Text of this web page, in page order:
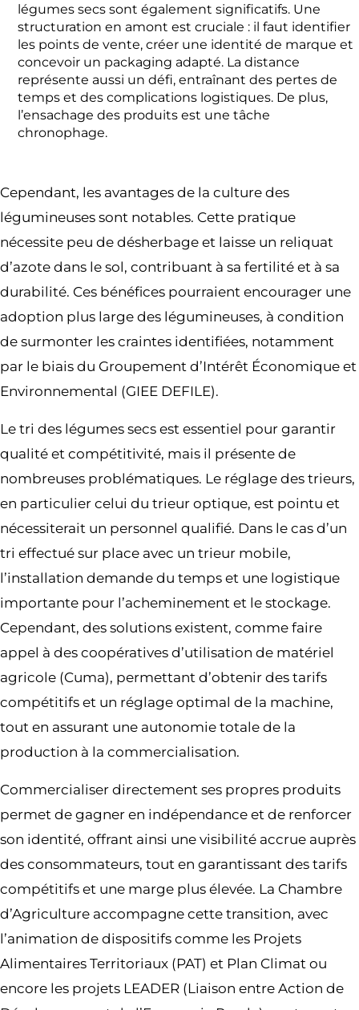
légumes secs sont également significatifs. Une
structuration en amont est cruciale : il faut identifier
les points de vente, créer une identité de marque et
concevoir un packaging adapté. La distance
représente aussi un défi, entraînant des pertes de
temps et des complications logistiques. De plus,
l’ensachage des produits est une tâche
chronophage.
Cependant, les avantages de la culture des
légumineuses sont notables. Cette pratique
nécessite peu de désherbage et laisse un reliquat
d’azote dans le sol, contribuant à sa fertilité et à sa
durabilité. Ces bénéfices pourraient encourager une
adoption plus large des légumineuses, à condition
de surmonter les craintes identifiées, notamment
par le biais du Groupement d’Intérêt Économique et
Environnemental (GIEE DEFILE).
Le tri des légumes secs est essentiel pour garantir
qualité et compétitivité, mais il présente de
nombreuses problématiques. Le réglage des trieurs,
en particulier celui du trieur optique, est pointu et
nécessiterait un personnel qualifié. Dans le cas d’un
tri effectué sur place avec un trieur mobile,
l’installation demande du temps et une logistique
importante pour l’acheminement et le stockage.
Cependant, des solutions existent, comme faire
appel à des coopératives d’utilisation de matériel
agricole (Cuma), permettant d’obtenir des tarifs
compétitifs et un réglage optimal de la machine,
tout en assurant une autonomie totale de la
production à la commercialisation.
Commercialiser directement ses propres produits
permet de gagner en indépendance et de renforcer
son identité, offrant ainsi une visibilité accrue auprès
des consommateurs, tout en garantissant des tarifs
compétitifs et une marge plus élevée. La Chambre
d’Agriculture accompagne cette transition, avec
l’animation de dispositifs comme les Projets
Alimentaires Territoriaux (PAT) et Plan Climat ou
encore les projets LEADER (Liaison entre Action de